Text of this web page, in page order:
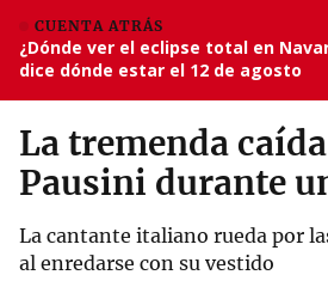
CUENTA ATRÁS
¿Dónde ver el eclipse total en
dice dónde estar el 12 de agosto
La tremenda
Pausini durante
La cantante italiano rueda por
al enredarse con su vestido